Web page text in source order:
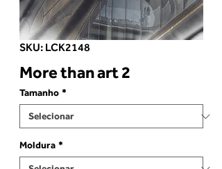
SKU: LCK2148
More than art 2
Tamanho *
Moldura *